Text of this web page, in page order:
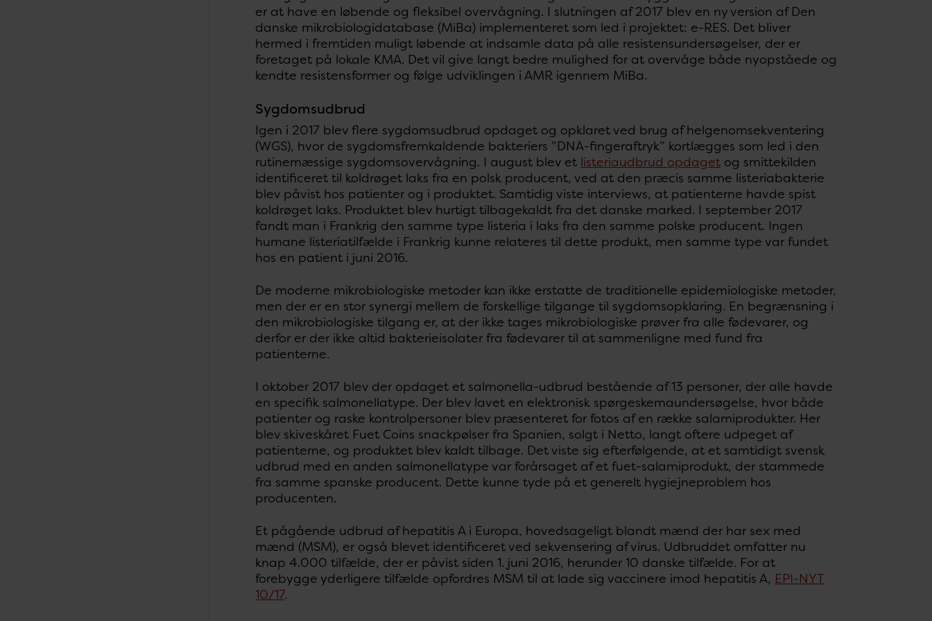
er at have en løbende og fleksibel overvågning. I slutningen af 2017 blev en ny version af Den
danske mikrobiologidatabase (MiBa) implementeret som led i projektet: e-RES. Det bliver
hermed i fremtiden muligt løbende at indsamle data på alle resistensundersøgelser, der er
foretaget på lokale KMA. Det vil give langt bedre mulighed for at overvåge både nyopståede og
kendte resistensformer og følge udviklingen i AMR igennem MiBa.
Sygdomsudbrud
Igen i 2017 blev flere sygdomsudbrud opdaget og opklaret ved brug af helgenomsekventering
(WGS), hvor de sygdomsfremkaldende bakteriers ”DNA-fingeraftryk” kortlægges som led i den
rutinemæssige sygdomsovervågning. I august blev et listeriaudbrud opdaget og smittekilden
identificeret til koldrøget laks fra en polsk producent, ved at den præcis samme listeriabakterie
blev påvist hos patienter og i produktet. Samtidig viste interviews, at patienterne havde spist
koldrøget laks. Produktet blev hurtigt tilbagekaldt fra det danske marked. I september 2017
fandt man i Frankrig den samme type listeria i laks fra den samme polske producent. Ingen
humane listeriatilfælde i Frankrig kunne relateres til dette produkt, men samme type var fundet
hos en patient i juni 2016.
De moderne mikrobiologiske metoder kan ikke erstatte de traditionelle epidemiologiske metoder,
men der er en stor synergi mellem de forskellige tilgange til sygdomsopklaring. En begrænsning i
den mikrobiologiske tilgang er, at der ikke tages mikrobiologiske prøver fra alle fødevarer, og
derfor er der ikke altid bakterieisolater fra fødevarer til at sammenligne med fund fra
patienterne.
I oktober 2017 blev der opdaget et salmonella-udbrud bestående af 13 personer, der alle havde
en specifik salmonellatype. Der blev lavet en elektronisk spørgeskemaundersøgelse, hvor både
patienter og raske kontrolpersoner blev præsenteret for fotos af en række salamiprodukter. Her
blev skiveskåret Fuet Coins snackpølser fra Spanien, solgt i Netto, langt oftere udpeget af
patienterne, og produktet blev kaldt tilbage. Det viste sig efterfølgende, at et samtidigt svensk
udbrud med en anden salmonellatype var forårsaget af et fuet-salamiprodukt, der stammede
fra samme spanske producent. Dette kunne tyde på et generelt hygiejneproblem hos
producenten.
Et pågående udbrud af hepatitis A i Europa, hovedsageligt blandt mænd der har sex med
mænd (MSM), er også blevet identificeret ved sekvensering af virus. Udbruddet omfatter nu
knap 4.000 tilfælde, der er påvist siden 1. juni 2016, herunder 10 danske tilfælde. For at
forebygge yderligere tilfælde opfordres MSM til at lade sig vaccinere imod hepatitis A, EPI-NYT
10/17.